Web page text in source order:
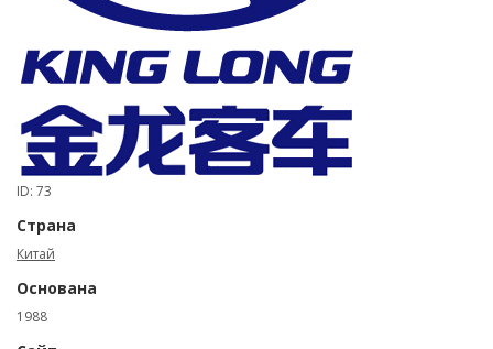
ID: 73
Страна
Китай
Основана
1988